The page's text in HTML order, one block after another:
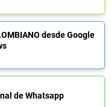
desde Google
de Whatsapp